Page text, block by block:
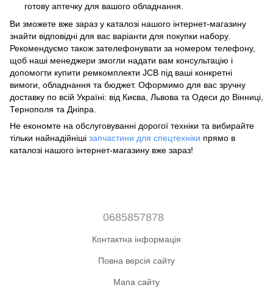
готову аптечку для вашого обладнання.
Ви зможете вже зараз у каталозі нашого інтернет-магазину
знайти відповідні для вас варіанти для покупки набору.
Рекомендуємо також зателефонувати за номером телефону,
щоб наші менеджери змогли надати вам консультацію і
допомогти купити ремкомплекти JCB під ваші конкретні
вимоги, обладнання та бюджет. Оформимо для вас зручну
доставку по всій Україні: від Києва, Львова та Одеси до Вінниці,
Тернополя та Дніпра.
Не економте на обслуговуванні дорогої техніки та вибирайте
тільки найнадійніші запчастини для спецтехніки прямо в
каталозі нашого інтернет-магазину вже зараз!
0685857878
Контактна інформація
Повна версія сайту
Мапа сайту